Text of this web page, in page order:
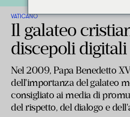
VATICANO
Il galateo
discepoli digitali
Nel 2009, Papa Benedetto
dell'importanza del galateo
consigliato ai media di
del rispetto, del dialogo e